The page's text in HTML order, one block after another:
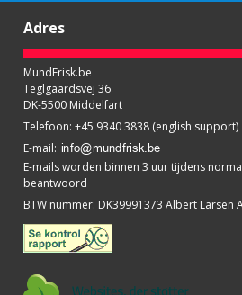
Adres
MundFrisk.be
Teglgaardsvej 36
DK-5500 Middelfart
Telefoon: +45 9340 3838 (english support)
E-mail:
E-mails worden binnen 3 uur tijdens
beantwoord
BTW nummer: DK39991373 Albert Larsen